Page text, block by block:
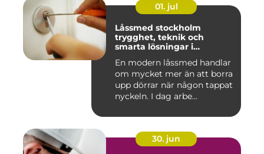
01. jul
Låssmed stockholm
trygghet, teknik och
smarta lösningar i
En modern låssmed handlar
om mycket mer än att borra
upp dörrar när någon tappat
nyckeln. I dag arbe...
30. jun